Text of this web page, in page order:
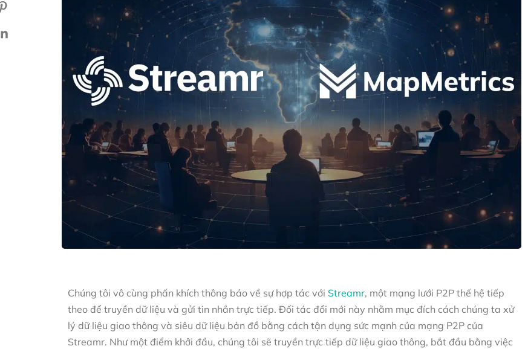
Chúng tôi vô cùng phấn khích thông báo về sự hợp tác với Streamr, một mạng lưới P2P thế hệ tiếp
theo để truyền dữ liệu và gửi tin nhắn trực tiếp. Đối tác đổi mới này nhằm mục đích cách chúng ta xử
lý dữ liệu giao thông và siêu dữ liệu bản đồ bằng cách tận dụng sức mạnh của mạng P2P của
Streamr. Như một điểm khởi đầu, chúng tôi sẽ truyền trực tiếp dữ liệu giao thông, bắt đầu bằng việc